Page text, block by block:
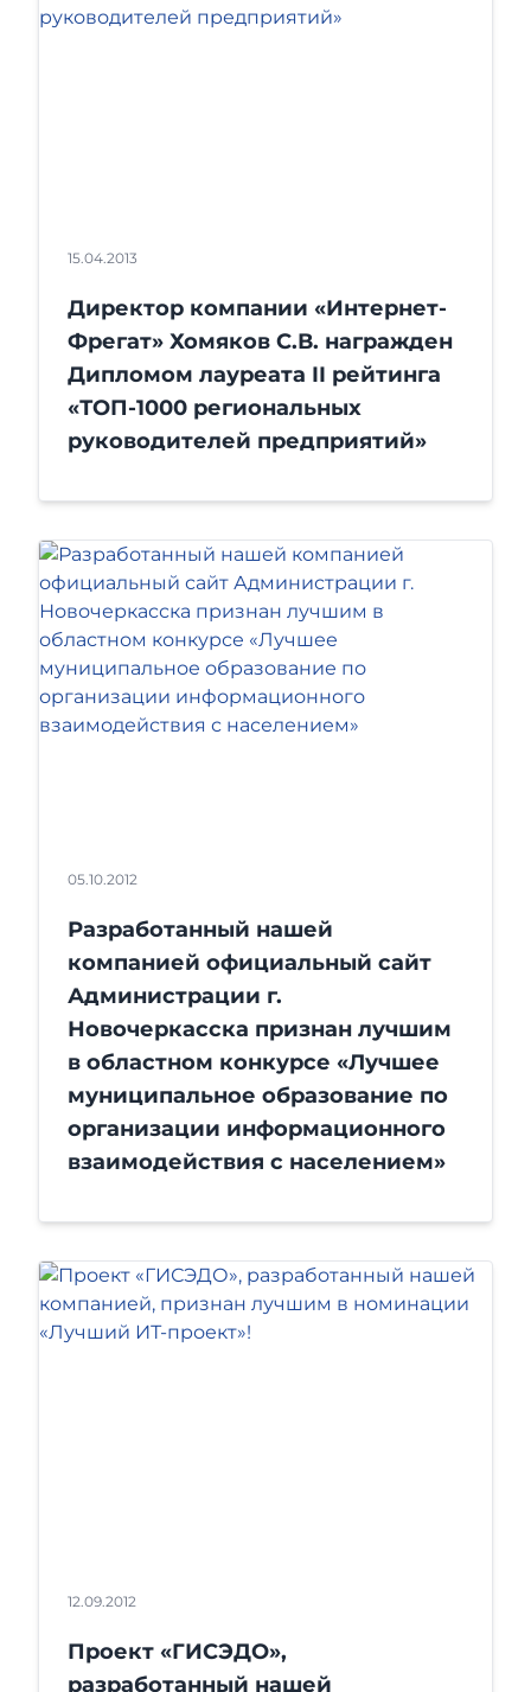
15.04.2013
Директор компании «Интернет-
Фрегат» Хомяков С.В. награжден
Дипломом лауреата II рейтинга
«ТОП-1000 региональных
руководителей предприятий»
05.10.2012
Разработанный нашей
компанией официальный сайт
Администрации г.
Новочеркасска признан лучшим
в областном конкурсе «Лучшее
муниципальное образование по
организации информационного
взаимодействия с населением»
12.09.2012
Проект «ГИСЭДО»,
разработанный нашей